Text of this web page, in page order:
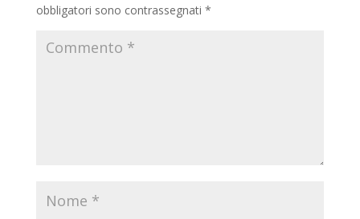
obbligatori sono contrassegnati *